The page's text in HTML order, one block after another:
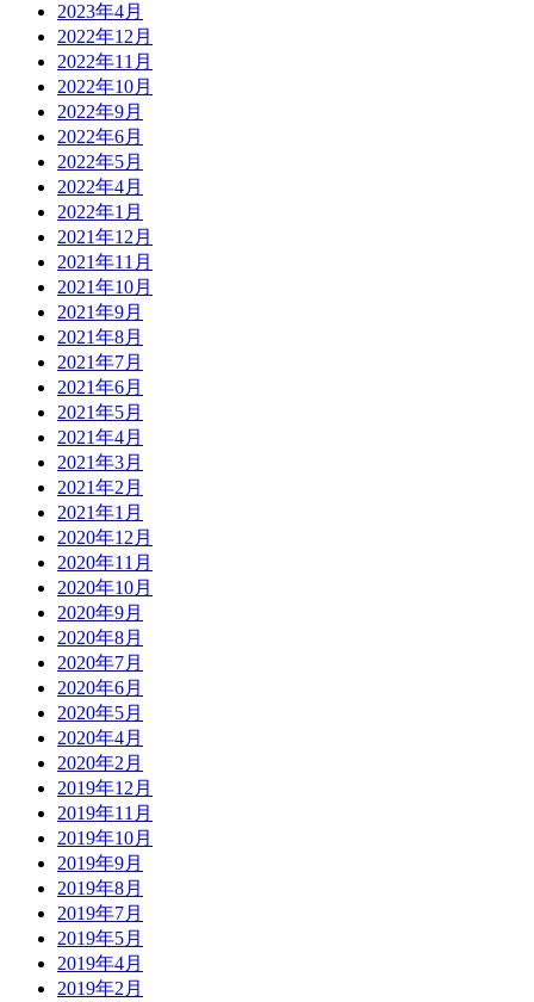
2023年4月
2022年12月
2022年11月
2022年10月
2022年9月
2022年6月
2022年5月
2022年4月
2022年1月
2021年12月
2021年11月
2021年10月
2021年9月
2021年8月
2021年7月
2021年6月
2021年5月
2021年4月
2021年3月
2021年2月
2021年1月
2020年12月
2020年11月
2020年10月
2020年9月
2020年8月
2020年7月
2020年6月
2020年5月
2020年4月
2020年2月
2019年12月
2019年11月
2019年10月
2019年9月
2019年8月
2019年7月
2019年5月
2019年4月
2019年2月